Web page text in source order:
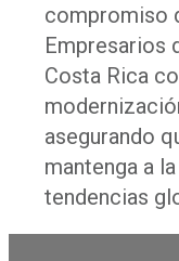
compromiso
Empresarios
Costa Rica
asegurando
mantenga a
tendencias